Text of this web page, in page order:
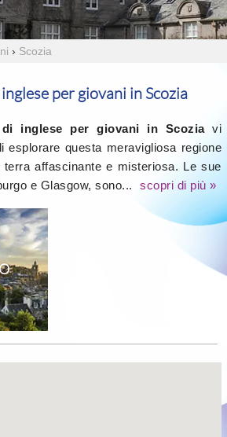
› Scozia
per giovani in Scozia
inglese per giovani in Scoziavi
esplorare questa meravigliosa regione
affascinante e misteriosa. Le sue
e Glasgow, sono...
scopri di più »